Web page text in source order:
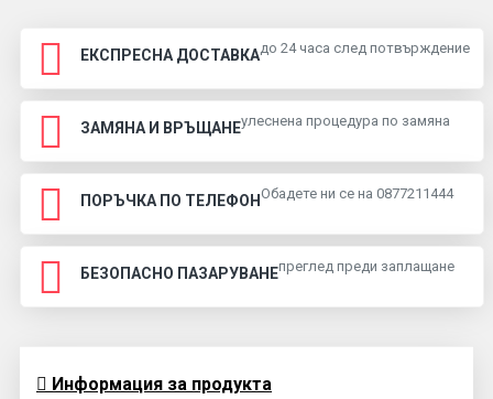
ЕКСПРЕСНА ДОСТАВКАдо 24 часа след потвърждение
ЗАМЯНА И ВРЪЩАНЕулеснена процедура по замяна
ПОРЪЧКА ПО ТЕЛЕФОН Обадете ни се на 0877211444
БЕЗОПАСНО ПАЗАРУВАНЕпреглед преди заплащане
Информация за продукта